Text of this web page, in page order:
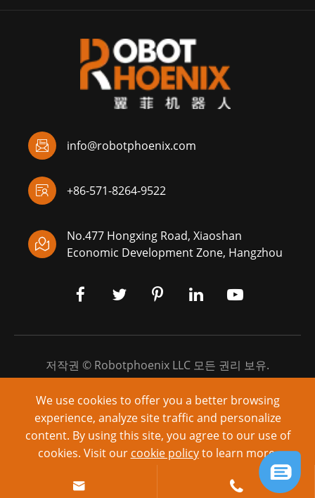
info@robotphoenix.com

+86-571-8264-9522


No.477 Hongxing Road, Xiaoshan
Economic Development Zone, Hangzhou
저작권 © Robotphoenix LLC 모든 권리 보유.
시테 맵
개인 정보 보호 정책
에 의해 구동: yinqingli.com
 
We use cookies to offer you a better browsing
experience, analyze site traffic and personalize
content. By using this site, you agree to our use of
cookies. Visit our cookie policyto learn more.